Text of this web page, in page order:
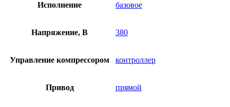
Исполнение базовое
Напряжение, В 380
Управление компрессором контроллер
Привод прямой